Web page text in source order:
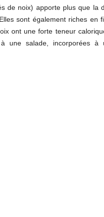
de noix) apporte plus que la
sont également riches en
ont une forte teneur
une salade, incorporées